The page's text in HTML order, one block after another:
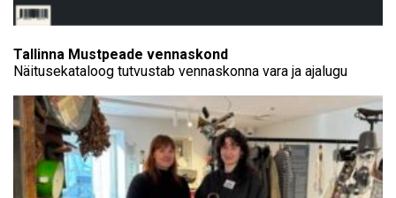
Tallinna Mustpeade vennaskond
Näitusekataloog tutvustab vennaskonna vara ja ajalugu